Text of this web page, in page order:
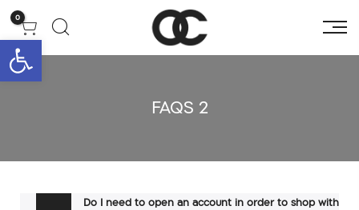
פתח
0
FAQS 2
Do I need to open an account in order to shop with